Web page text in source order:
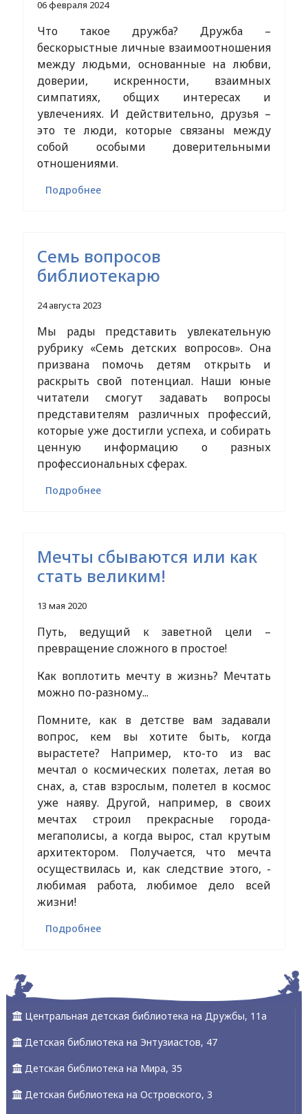
06 февраля 2024
Что такое дружба? Дружба –
бескорыстные личные взаимоотношения
между людьми, основанные на любви,
доверии, искренности, взаимных
симпатиях, общих интересах и
увлечениях. И действительно, друзья –
это те люди, которые связаны между
собой особыми доверительными
отношениями.
Подробнее
Семь вопросов
библиотекарю
24 августа 2023
Мы рады представить увлекательную
рубрику «Семь детских вопросов». Она
призвана помочь детям открыть и
раскрыть свой потенциал. Наши юные
читатели смогут задавать вопросы
представителям различных профессий,
которые уже достигли успеха, и собирать
ценную информацию о разных
профессиональных сферах.
Подробнее
Мечты сбываются или как
стать великим!
13 мая 2020
Путь, ведущий к заветной цели –
превращение сложного в простое!
Как воплотить мечту в жизнь? Мечтать
можно по-разному...
Помните, как в детстве вам задавали
вопрос, кем вы хотите быть, когда
вырастете? Например, кто-то из вас
мечтал о космических полетах, летая во
снах, а, став взрослым, полетел в космос
уже наяву. Другой, например, в своих
мечтах строил прекрасные города-
мегаполисы, а когда вырос, стал крутым
архитектором. Получается, что мечта
осуществилась и, как следствие этого, -
любимая работа, любимое дело всей
жизни!
Подробнее
Центральная детская библиотека на Дружбы, 11а
Детская библиотека на Энтузиастов, 47
Детская библиотека на Мира, 35
Детская библиотека на Островского, 3